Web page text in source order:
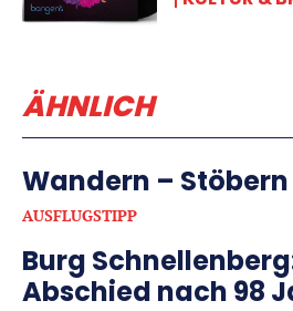
ÄHNLICH
Wandern –
AUSFLUGSTIPP
Burg
Abschied nach 98